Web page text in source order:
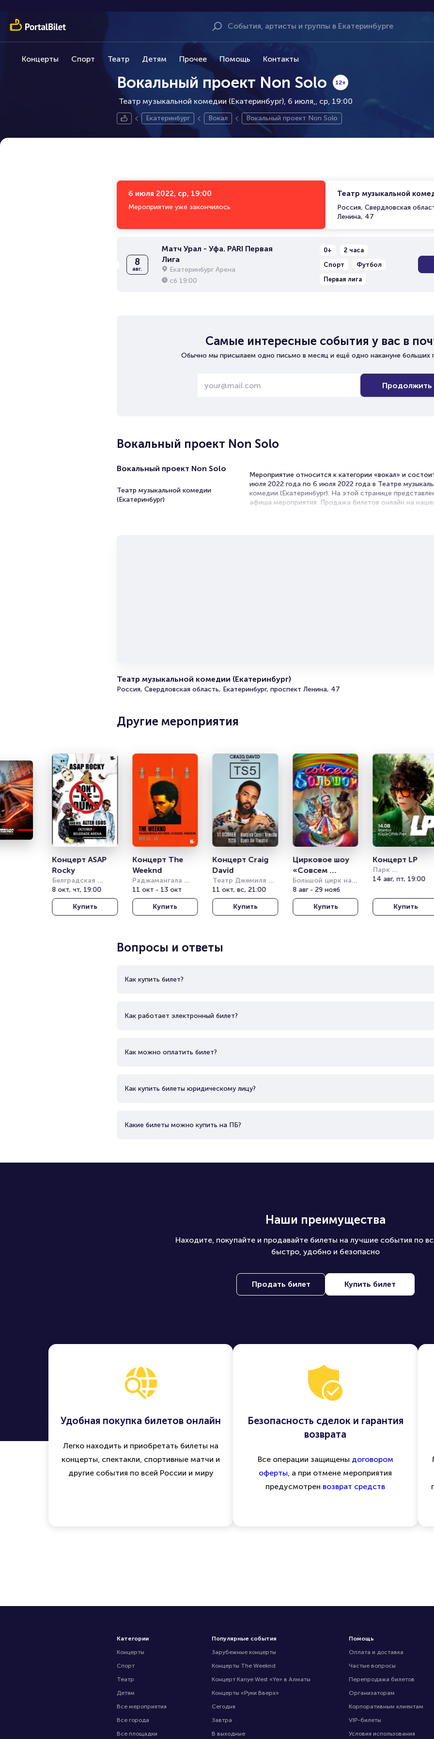
Концерты Спорт Театр Детям Прочее Помощь Контакты
Вокальный проект Non Solo
Театр музыкальной комедии (Екатеринбург), 6 июля,
12+
ср, 19:00
Екатеринбург Вокал Вокальный проект Non Solo
6 июля 2022, ср, 19:00
Мероприятие уже закончилось
Театр музыкальной
Россия, Свердловская
Ленина, 47
8
авг.
Матч Урал - Уфа. PARI Первая
Лига
Екатеринбург Арена
сб 19:00
0+
2 часа
Спорт
Футбол
Первая лига
Самые интересные события у вас в
Обычно мы присылаем одно письмо в месяц и ещё одно накануне больших
Продолжить
Вокальный проект Non Solo
Вокальный проект Non Solo
Театр музыкальной комедии
(Екатеринбург)
Мероприятие относится к категории «вокал» и
июля 2022 года по 6 июля 2022 года в Театре
комедии (Екатеринбург). На этой странице
афиша мероприятия. Продажа билетов онлайн на
Подробнее о том, как вернуть, сдать или продать билет
Театр музыкальной комедии (Екатеринбург)
Россия, Свердловская область, Екатеринбург, проспект Ленина, 47
Другие мероприятия
Концерт ASAP
Rocky
Белградская
Арена (бывш.
Штарк Арена)
8 окт, чт, 19:00
Купить
Концерт The
Weeknd
Раджамангала
Нэшнл Стэдиум
(Rajamangala
National Stadium)
11 окт - 13 окт
Купить
Концерт Craig
David
Театр Джемиля
Топузлу под
открытым небом
(Harbiye Cemil
Topuzlu Open Air
11 окт, вс, 21:00
Купить
Цирковое шоу
«Совсем
большой»
Большой цирк на
проспекте
Вернадского
8 авг - 29 нояб
Купить
Концерт LP
Парк
Кучукчифтлик
14 авг, пт, 19:00
Купить
Вопросы и ответы
Как купить билет?
Как работает электронный билет?
Как можно оплатить билет?
Как купить билеты юридическому лицу?
Какие билеты можно купить на ПБ?
Наши преимущества
Находите, покупайте и продавайте билеты на лучшие события по
быстро, удобно и безопасно
Продать билет Купить билет
Удобная покупка билетов онлайн
Легко находить и приобретать билеты на
концерты, спектакли, спортивные матчи и
другие события по всей России и миру
Безопасность сделок и гарантия
возврата
Все операции защищены договором
оферты , а при отмене мероприятия
предусмотрен возврат средств
Категории
Концерты
Спорт
Театр
Детям
Все мероприятия
Все города
Все площадки
Популярные события
Зарубежные концерты
Концерты The Weeknd
Концерт Kanye West «Ye» в Алматы
Концерты «Руки Вверх»
Сегодня
Завтра
В выходные
Помощь
Оплата и доставка
Частые вопросы
Перепродажа билетов
Организаторам
Корпоративным клиентам
VIP-билеты
Условия использования